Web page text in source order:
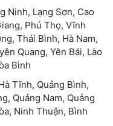
Ninh, Lạng Sơn, Cao
Phú Thọ, Vĩnh
Thái Bình, Hà Nam,
Quang, Yên Bái, Lào
Bình
Tĩnh, Quảng Bình,
Quảng Nam, Quảng
Ninh Thuận, Bình